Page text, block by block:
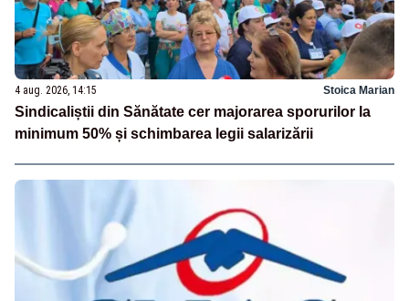
4 aug. 2026, 14:15 Stoica Marian
Sindicaliștii din Sănătate cer majorarea sporurilor la
minimum 50% și schimbarea legii salarizării